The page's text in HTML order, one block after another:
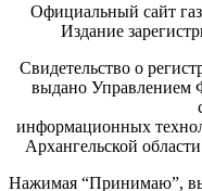
Официальный сайт
Издание
Свидетельство о
выдано Управлением
информационных
Архангельской
Нажимая “Принимаю”, вы